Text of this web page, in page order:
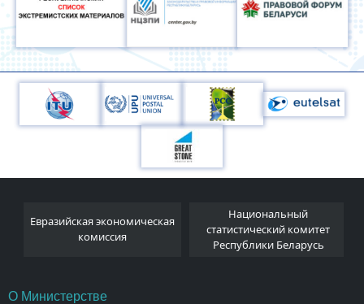
Евразийская экономическая
комиссия
Национальный
статистический комитет
Республики Беларусь
О Министерстве